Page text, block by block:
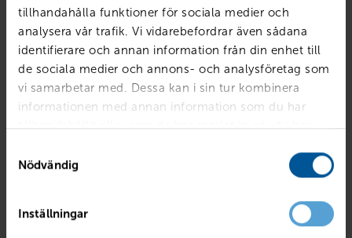
tillhandahålla funktioner för sociala medier och
analysera vår trafik. Vi vidarebefordrar även sådana
identifierare och annan information från din enhet till
de sociala medier och annons- och analysföretag som
vi samarbetar med. Dessa kan i sin tur kombinera
informationen med annan information som du har
tillhandahållit eller som de har samlat in när du har
Nödvändig
Inställningar